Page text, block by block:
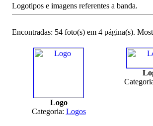
Logotipos e imagens referentes a banda.
Encontradas: 54 foto(s) em 4 página(s).
Logo
Categoria: Logos